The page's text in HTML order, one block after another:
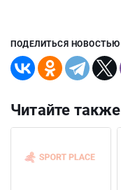
ПОДЕЛИТЬСЯ НОВОСТЬЮ
Читайте также